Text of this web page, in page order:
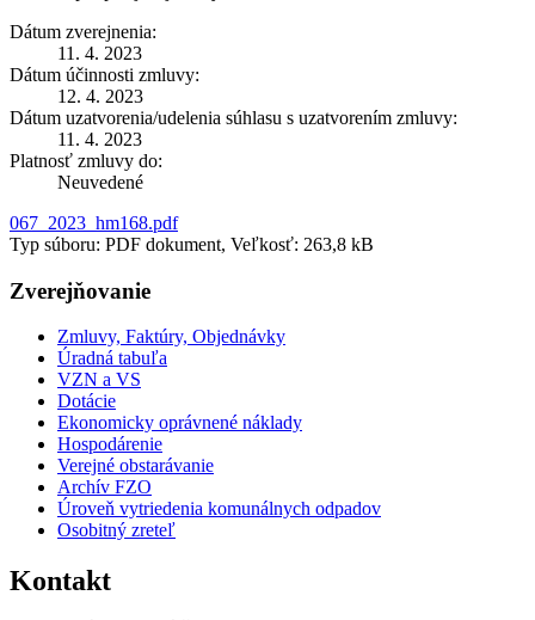
Dátum zverejnenia:
11. 4. 2023
Dátum účinnosti zmluvy:
12. 4. 2023
Dátum uzatvorenia/udelenia súhlasu s uzatvorením zmluvy:
11. 4. 2023
Platnosť zmluvy do:
Neuvedené
067_2023_hm168.pdf
Typ súboru: PDF dokument, Veľkosť: 263,8 kB
Zverejňovanie
Zmluvy, Faktúry, Objednávky
Úradná tabuľa
VZN a VS
Dotácie
Ekonomicky oprávnené náklady
Hospodárenie
Verejné obstarávanie
Archív FZO
Úroveň vytriedenia komunálnych odpadov
Osobitný zreteľ
Kontakt